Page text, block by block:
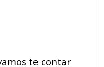
te contar